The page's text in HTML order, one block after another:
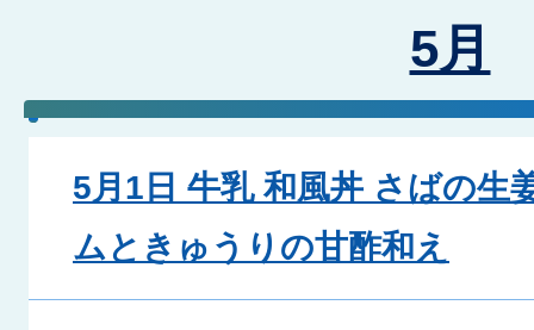
5月
5月1日 牛乳 和風丼 さばの生
ムときゅうりの甘酢和え